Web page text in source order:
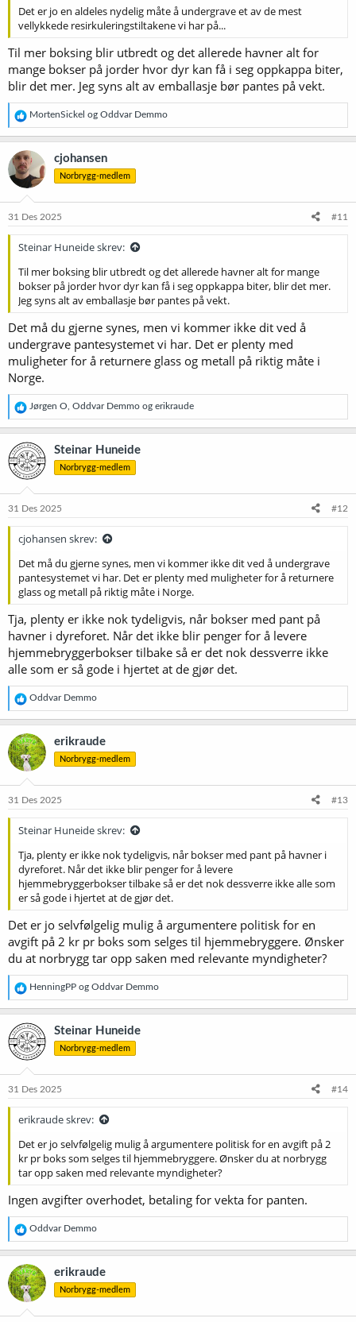
Det er jo en aldeles nydelig måte å undergrave et av de mest
vellykkede resirkuleringstiltakene vi har på...
Til mer boksing blir utbredt og det allerede havner alt for
mange bokser på jorder hvor dyr kan få i seg oppkappa biter,
blir det mer. Jeg syns alt av emballasje bør pantes på vekt.
R
e
a
k
s
j
o
e
MortenSickel og Oddvar Demmo
cjohansen
Norbrygg-medlem
31 Des 2025 #11
Steinar Huneide skrev:
Til mer boksing blir utbredt og det allerede havner alt for mange
bokser på jorder hvor dyr kan få i seg oppkappa biter, blir det mer.
Jeg syns alt av emballasje bør pantes på vekt.
Det må du gjerne synes, men vi kommer ikke dit ved å
undergrave pantesystemet vi har. Det er plenty med
muligheter for å returnere glass og metall på riktig måte i
Norge.
R
e
a
k
s
j
o
e
Jørgen O Oddvar Demmo og erikraude
Steinar Huneide
Norbrygg-medlem
31 Des 2025 #12
cjohansen skrev:
Det må du gjerne synes, men vi kommer ikke dit ved å undergrave
pantesystemet vi har. Det er plenty med muligheter for å returnere
glass og metall på riktig måte i Norge.
Tja, plenty er ikke nok tydeligvis, når bokser med pant på
havner i dyreforet. Når det ikke blir penger for å levere
hjemmebryggerbokser tilbake så er det nok dessverre ikke
alle som er så gode i hjertet at de gjør det.
R
e
a
k
s
j
o
e
Oddvar Demmo
erikraude
Norbrygg-medlem
31 Des 2025 #13
Steinar Huneide skrev:
Tja, plenty er ikke nok tydeligvis, når bokser med pant på havner i
dyreforet. Når det ikke blir penger for å levere
hjemmebryggerbokser tilbake så er det nok dessverre ikke alle som
er så gode i hjertet at de gjør det.
Det er jo selvfølgelig mulig å argumentere politisk for en
avgift på 2 kr pr boks som selges til hjemmebryggere. Ønsker
du at norbrygg tar opp saken med relevante myndigheter?
R
e
a
k
s
j
o
e
HenningPP og Oddvar Demmo
Steinar Huneide
Norbrygg-medlem
31 Des 2025 #14
erikraude skrev:
Det er jo selvfølgelig mulig å argumentere politisk for en avgift på 2
kr pr boks som selges til hjemmebryggere. Ønsker du at norbrygg
tar opp saken med relevante myndigheter?
Ingen avgifter overhodet, betaling for vekta for panten.
R
e
a
k
s
j
o
Oddvar Demmo
erikraude
Norbrygg-medlem